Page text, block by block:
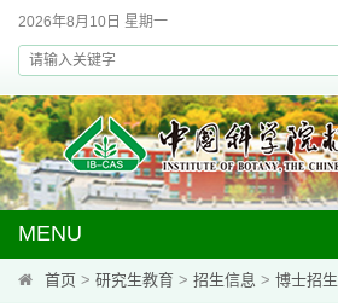
2026年8月10日 星期一
MENU
首页 > 研究生教育 > 招生信息 > 博士招生